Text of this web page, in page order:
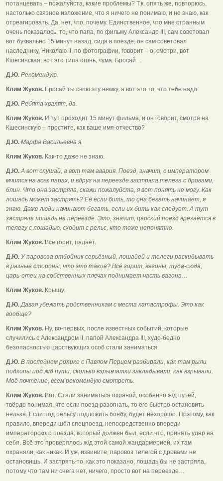
потанцевать – пожалуйста, какие проблемы? Т.к. опять же, повторюсь,
настолько связное изложение, что я ничего не понимаю, и не знаю, как
отреагировать. Да, нет, что, почему. Единственное, что мне странным
очень показалось, то, что папа, по фильму Александр III, сам советовал
вот буквально 15 минут назад, сидя в поезде, он сам советовал
наследнику, Николаю II, по фотографии, говорит – о, смотри, вот
Кшесинская, вот это типа огонь, чума. Бросай…
Д.Ю. Рекомендую.
Клим Жуков. Бросай ты свою эту немку, а вот это то, что тебе надо.
Д.Ю. Ребята хвалят, да.
Клим Жуков. И тут проходит 15 минут фильма, и он говорит, смотря на
Кшесинскую – простите, как ваше имя-отчество?
Д.Ю. Марфа Васильевна я.
Клим Жуков. Как-то даже не знаю.
Д.Ю.А вот слушай, а вот там авария. Поезд, значит, с императором
мчится на всех парах, и вдруг на переезде застряла телега с дровами,
блин. Что она застряла, скажи пожалуйста, я вот понять не могу. Как
лошадь может застрять? Её если бить, то она бегать начинает, я
знаю. Даже люди начинают бегать, если их бить как следует. А тут
застряла лошадь на переезде. Это, значит, царский поезд врезается в
телегу с лошадью, сходит с рельс, что тоже непонятно.
Клим Жуков. Всё горит, падает.
Д.Ю. У паровоза отбойник серьёзный, лошадей и телеги раскидывать
в разные стороны, что это такое? Всё горит, вагоны, туда-сюда,
царь-отец на собственных плечах поднимает часть вагона…
Клим Жуков. Крышу.
Д.Ю.Давая убежать родственникам с места катастрофы. Это как
вообще?
Клим Жуков. Ну, во-первых, после известных событий, которые
случились с Александром II, папой Александра III, худо-бедно
безопасностью царствующих особ стали заниматься.
Д.Ю. В последнем ролике с Павлом Перцем разбирали, как там рыли
подкопы под ж/д пути, сколько взрывчатки закладывали, как взрывали.
Моё почтение, всем рекомендую смотреть.
Клим Жуков. Вот. Стали заниматься охраной, особенно ж/д путей,
твёрдо понимая, что если поезд разогнать, то его быстро остановить
нельзя. Если под рельсу подложить бонбу, будет нехорошо. Поэтому, как
правило, впереди шёл спецпоезд, непосредственно впереди
императорского поезда, который должен был, если что, принять удар на
себя. Всё это проверялось ж/д этой самой жандармерией, их там
охраняли, как никак. И уж, извините, паровоз телегой с дровами не
остановишь. И застрять-то, как это показано, лошадь бы не застряла,
потому что там ни снега нет, ничего, просто вот на переезде…